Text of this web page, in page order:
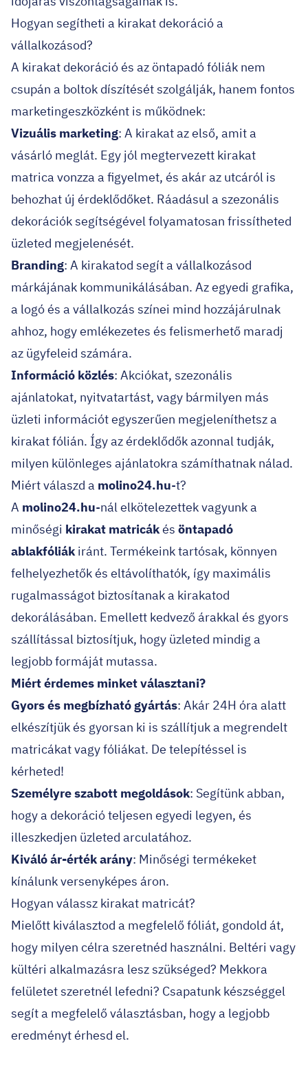
Hogyan segítheti a kirakat dekoráció a
vállalkozásod?
A kirakat dekoráció és az öntapadó fóliák nem
csupán a boltok díszítését szolgálják, hanem fontos
marketingeszközként is működnek:
Vizuális marketing: A kirakat az első, amit a
vásárló meglát. Egy jól megtervezett kirakat
matrica vonzza a figyelmet, és akár az utcáról is
behozhat új érdeklődőket. Ráadásul a szezonális
dekorációk segítségével folyamatosan frissítheted
üzleted megjelenését.
Branding: A kirakatod segít a vállalkozásod
márkájának kommunikálásában. Az egyedi grafika,
a logó és a vállalkozás színei mind hozzájárulnak
ahhoz, hogy emlékezetes és felismerhető maradj
az ügyfeleid számára.
Információ közlés: Akciókat, szezonális
ajánlatokat, nyitvatartást, vagy bármilyen más
üzleti információt egyszerűen megjeleníthetsz a
kirakat fólián. Így az érdeklődők azonnal tudják,
milyen különleges ajánlatokra számíthatnak nálad.
Miért válaszd a molino24.hu-t?
A molino24.hu-nál elkötelezettek vagyunk a
minőségi kirakat matricákés öntapadó
ablakfóliákiránt. Termékeink tartósak, könnyen
felhelyezhetők és eltávolíthatók, így maximális
rugalmasságot biztosítanak a kirakatod
dekorálásában. Emellett kedvező árakkal és gyors
szállítással biztosítjuk, hogy üzleted mindig a
legjobb formáját mutassa.
Miért érdemes minket választani?
Gyors és megbízható gyártás: Akár 24H óra alatt
elkészítjük és gyorsan ki is szállítjuk a megrendelt
matricákat vagy fóliákat. De telepítéssel is
kérheted!
Személyre szabott megoldások: Segítünk abban,
hogy a dekoráció teljesen egyedi legyen, és
illeszkedjen üzleted arculatához.
Kiváló ár-érték arány: Minőségi termékeket
kínálunk versenyképes áron.
Hogyan válassz kirakat matricát?
Mielőtt kiválasztod a megfelelő fóliát, gondold át,
hogy milyen célra szeretnéd használni. Beltéri vagy
kültéri alkalmazásra lesz szükséged? Mekkora
felületet szeretnél lefedni? Csapatunk készséggel
segít a megfelelő választásban, hogy a legjobb
eredményt érhesd el.